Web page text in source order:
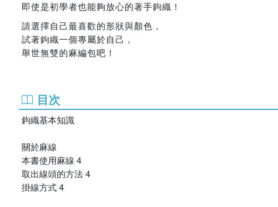
即使是初學者也能夠放心的著手鉤織！
請選擇自己最喜歡的形狀與顏色，
試著鉤織一個專屬於自己，
舉世無雙的麻編包吧！
目次
鉤織基本知識
關於麻線
本書使用麻線 4
取出線頭的方法 4
掛線方式 4